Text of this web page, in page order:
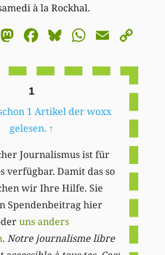
à la Rockhal.
Mastodon
Facebook
BlueskyEmail
1
1 Artikel der woxx
gelesen. ↑
Journalismus ist für
verfügbar. Damit das so
wir Ihre Hilfe. Sie
Spendenbeitrag hier
uns anders
. Notre journalisme libre